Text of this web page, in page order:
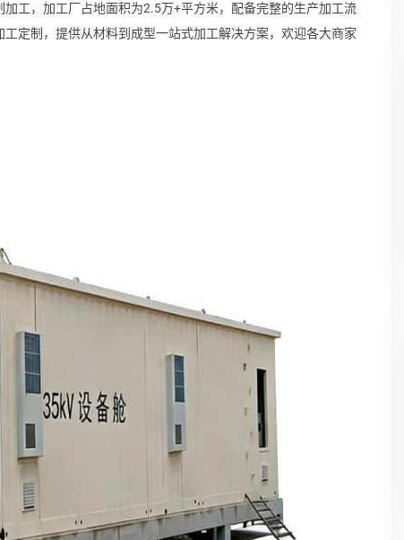
加工，加工厂占地面积为2.5万+平方米，配备完整的生产加工流
定制，提供从材料到成型一站式加工解决方案，欢迎各大商家